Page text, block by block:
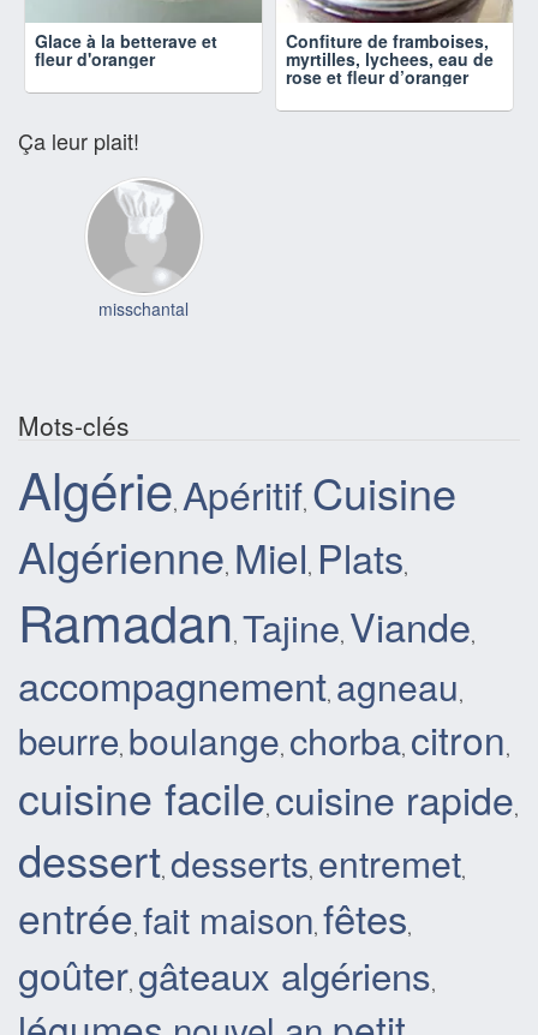
Glace à la betterave et
fleur d'oranger
Confiture de framboises,
myrtilles, lychees, eau de
rose et fleur d’oranger
Ça leur plait!
misschantal
Mots-clés
Algérie, Apéritif, Cuisine
Algérienne, Miel, Plats,
Ramadan, Tajine, Viande,
accompagnement, agneau,
beurre, boulange, chorba, citron,
cuisine facile, cuisine rapide,
dessert, desserts, entremet,
entrée, fait maison, fêtes,
goûter, gâteaux algériens,